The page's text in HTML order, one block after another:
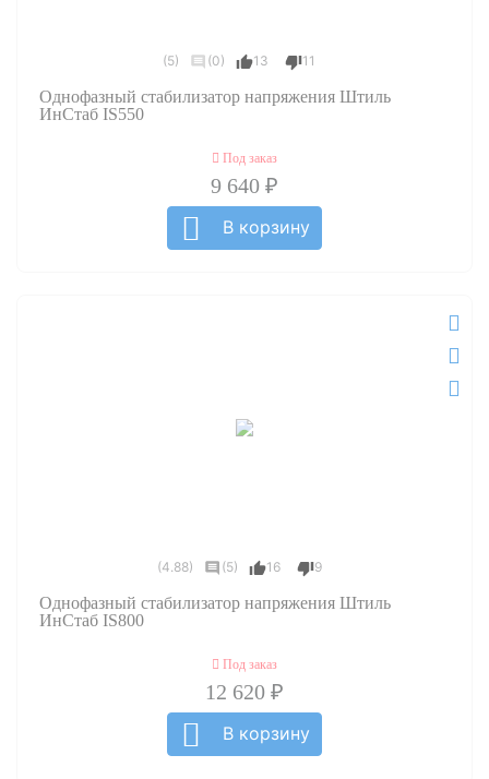
(5) (0) 13 11
Однофазный стабилизатор напряжения Штиль
ИнСтаб IS550
Под заказ
9 640 ₽
В корзину
(4.88) (5) 16 9
Однофазный стабилизатор напряжения Штиль
ИнСтаб IS800
Под заказ
12 620 ₽
В корзину